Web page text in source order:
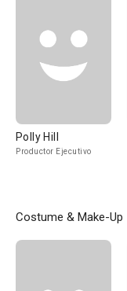
Polly Hill
Productor Ejecutivo
Costume & Make-Up